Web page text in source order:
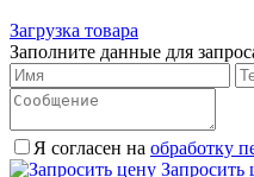
Загрузка товара
Заполните данные для
Я согласен на обработку
Запросить